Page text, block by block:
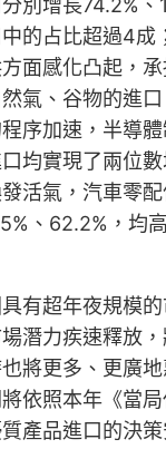
別增長74.2%、
的占比超過4成
面感化凸起，
氣、谷物的進
序加速，半導
均實現了兩位
活氣，汽車零
、62.2%，均
有超年夜規模
潛力疾速釋放
將更多、更廣
依照本年《當
產品進口的決